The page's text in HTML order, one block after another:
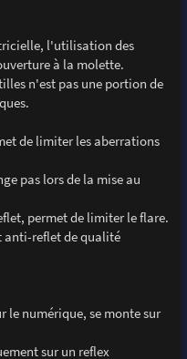
l'utilisation des
à la molette.
n'est pas une portion de
de limiter les aberrations
pas lors de la mise au
permet de limiter le flare.
reflet de qualité
numérique, se monte sur
sur un reflex